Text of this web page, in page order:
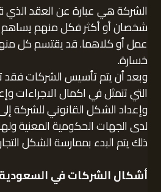
الشركة هي عبارة عن العقد الذي
شخصان أو أكثر فكل منهم
عمل أو كلاهما. قد يقتسم كل
خسارة.
وبعد أن يتم تأسيس الشركات فقد
التي تتمثل في اكمال الاجراءات
وإعداد الشكل القانوني للشركة
لدى الجهات الحكومية المعنية
ذلك يتم البدء بممارسة الشكل
أشكال الشركات في السعودية